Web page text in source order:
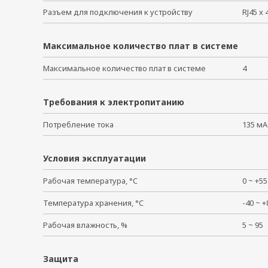
Разъем для подключения к устройству RJ45 x
Максимальное количество плат в системе
Максимальное количество плат в системе 4
Требования к электропитанию
Потребление тока 135
Условия эксплуатации
Рабочая температура, °C 0 ~
Температура хранения, °C -40 ~
Рабочая влажность, % 5 ~ 95
Защита